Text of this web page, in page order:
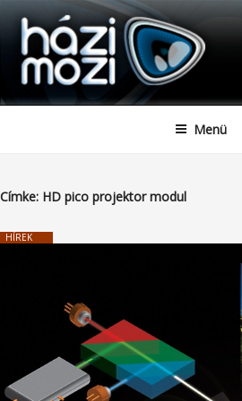
Tartalomhoz
HAZIMOZI
Menü
Címke: HD pico projektor modul
HÍREK